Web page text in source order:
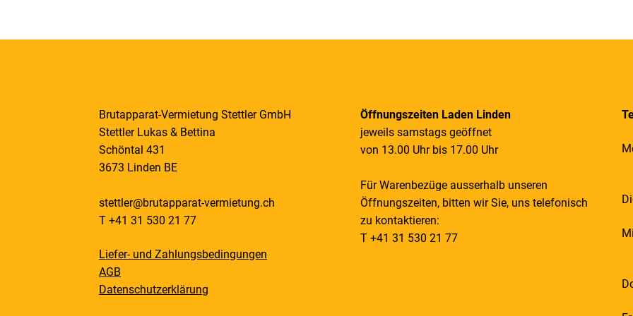
Brutapparat-Vermietung Stettler GmbH
Stettler Lukas & Bettina
Schöntal 431
3673 Linden BE
stettler@brutapparat-vermietung.ch
T +41 31 530 21 77
Liefer- und Zahlungsbedingungen
AGB
Datenschutzerklärung
Öffnungszeiten Laden Linden
jeweils samstags geöffnet
von 13.00 Uhr bis 17.00 Uhr
Für Warenbezüge ausserhalb unseren
Öffnungszeiten, bitten wir Sie, uns telefonisch
zu kontaktieren:
T +41 31 530 21 77